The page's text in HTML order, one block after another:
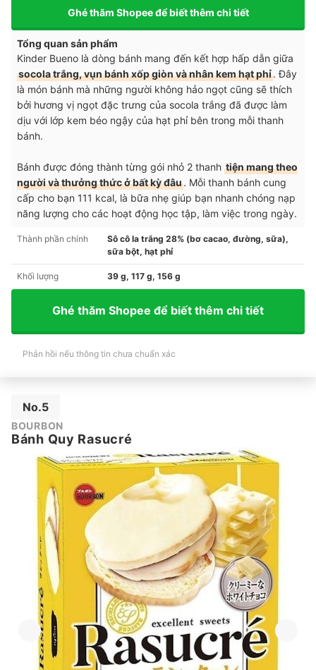
Ghé thăm Shopee để biết thêm chi tiết
Tổng quan sản phẩm
Kinder Bueno là dòng bánh mang đến kết hợp hấp dẫn giữa
socola trắng, vụn bánh xốp giòn và nhân kem hạt phỉ. Đây
là món bánh mà những người không hảo ngọt cũng sẽ thích
bởi hương vị ngọt đặc trưng của socola trắng đã được làm
dịu với lớp kem béo ngậy của hạt phỉ bên trong mỗi thanh
bánh.
Bánh được đóng thành từng gói nhỏ 2 thanh tiện mang theo
người và thưởng thức ở bất kỳ đâu. Mỗi thanh bánh cung
cấp cho bạn 111 kcal, là bữa nhẹ giúp bạn nhanh chóng nạp
năng lượng cho các hoạt động học tập, làm việc trong ngày.
Thành phần chính
Sô cô la trắng 28% (bơ cacao, đường, sữa),
sữa bột, hạt phỉ
Khối lượng 39 g, 117 g, 156 g
Ghé thăm Shopee để biết thêm chi tiết
Phản hồi nếu thông tin chưa chuẩn xác
No.5
BOURBON
Bánh Quy Rasucré